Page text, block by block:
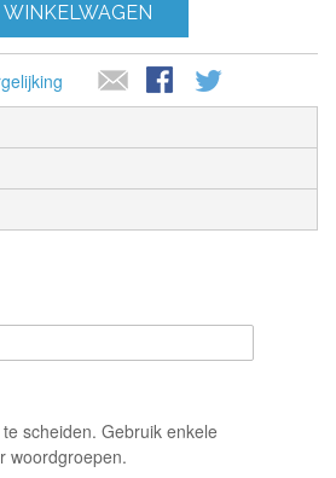
WINKELWAGEN
scheiden. Gebruik enkele
woordgroepen.